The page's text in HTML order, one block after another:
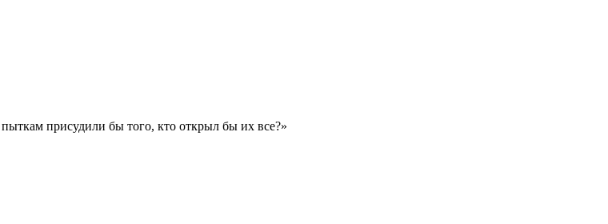
присудили бы того, кто открыл бы их все?»